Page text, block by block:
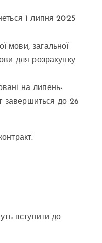
1 липня 2025
мови, загальної
для розрахунку
на липень-
завершиться до 26
вступити до